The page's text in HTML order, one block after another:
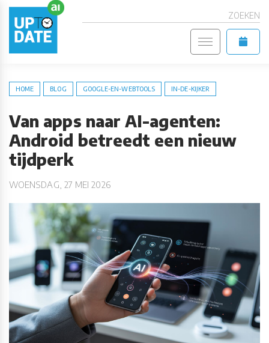
ZOEKEN
HOME BLOG GOOGLE-EN-WEBTOOLS IN-DE-KIJKER
Van apps naar AI-agenten:
Android betreedt een nieuw
tijdperk
WOENSDAG, 27 MEI 2026